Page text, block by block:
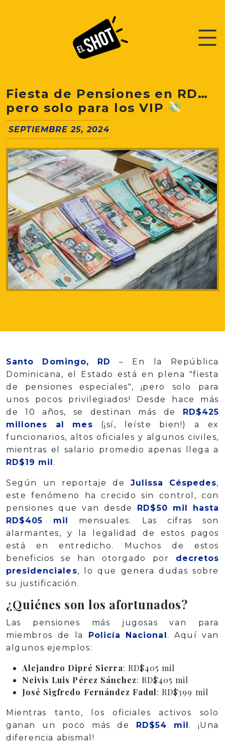
Fiesta de Pensiones en RD…
pero solo para los VIP
SEPTIEMBRE 25, 2024
Santo Domingo, RD
– En la República
Dominicana, el Estado está en plena "fiesta
de pensiones especiales", ¡pero solo para
unos pocos privilegiados! Desde hace más
de 10 años, se destinan más de RD$425
millones al mes (¡sí, leíste bien!) a ex
funcionarios, altos oficiales y algunos civiles,
mientras el salario promedio apenas llega a
RD$19 mil.
Según un reportaje de Julissa Céspedes,
este fenómeno ha crecido sin control, con
pensiones que van desde RD$50 mil hasta
RD$405 mil
mensuales. Las cifras son
alarmantes, y la legalidad de estos pagos
está en entredicho. Muchos de estos
beneficios se han otorgado por decretos
presidenciales, lo que genera dudas sobre
su justificación.
¿Quiénes son los afortunados?
Las pensiones más jugosas van para
miembros de la Policía Nacional. Aquí van
algunos ejemplos:
Alejandro Dipré Sierra: RD$405 mil
Neivis Luis Pérez Sánchez: RD$405 mil
José Sigfredo Fernández Fadul: RD$399 mil
Mientras tanto, los oficiales activos solo
ganan un poco más de RD$54 mil. ¡Una
diferencia abismal!